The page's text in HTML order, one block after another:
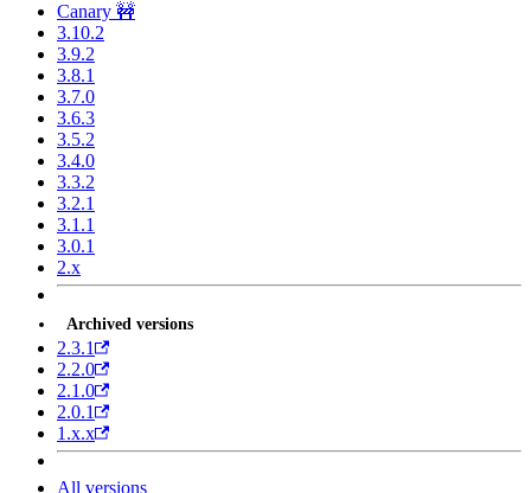
Canary 🚧
3.10.2
3.9.2
3.8.1
3.7.0
3.6.3
3.5.2
3.4.0
3.3.2
3.2.1
3.1.1
3.0.1
2.x
Archived versions
2.3.1
2.2.0
2.1.0
2.0.1
1.x.x
All versions